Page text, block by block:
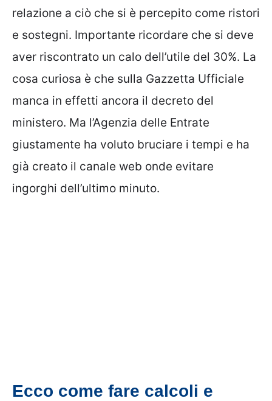
relazione a ciò che si è percepito come ristori
e sostegni. Importante ricordare che si deve
aver riscontrato un calo dell’utile del 30%. La
cosa curiosa è che sulla Gazzetta Ufficiale
manca in effetti ancora il decreto del
ministero. Ma l’Agenzia delle Entrate
giustamente ha voluto bruciare i tempi e ha
già creato il canale web onde evitare
ingorghi dell’ultimo minuto.
Ecco come fare calcoli e